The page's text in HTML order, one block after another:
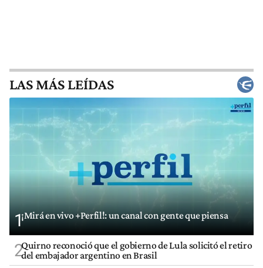
LAS MÁS LEÍDAS
1¡Mirá en vivo +Perfil!: un canal con gente que piensa
2Quirno reconoció que el gobierno de Lula solicitó el retiro
del embajador argentino en Brasil